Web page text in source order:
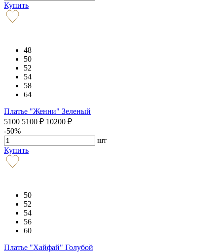
Купить
48
50
52
54
58
64
Платье "Женни" Зеленый
5100 5100 ₽ 10200 ₽
-50%
шт
Купить
50
52
54
56
60
Платье "Хайфай" Голубой